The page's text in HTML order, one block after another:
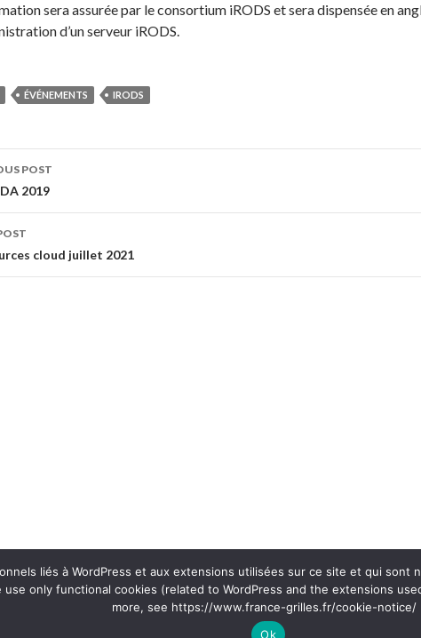
sera assurée par le consortium iRODS et sera dispensée en
d’un serveur iRODS.
ÉVÉNEMENTS IRODS
POST
2019
cloud juillet 2021
liés à WordPress et aux extensions utilisées sur ce site et qui
only functional cookies (related to WordPress and the extensions
more, see https://www.france-grilles.fr/cookie-notice/
Ok